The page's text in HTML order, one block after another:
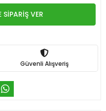
SİPARİŞ VER
Güvenli Alışveriş